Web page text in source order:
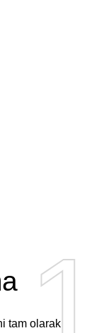
tam olarak